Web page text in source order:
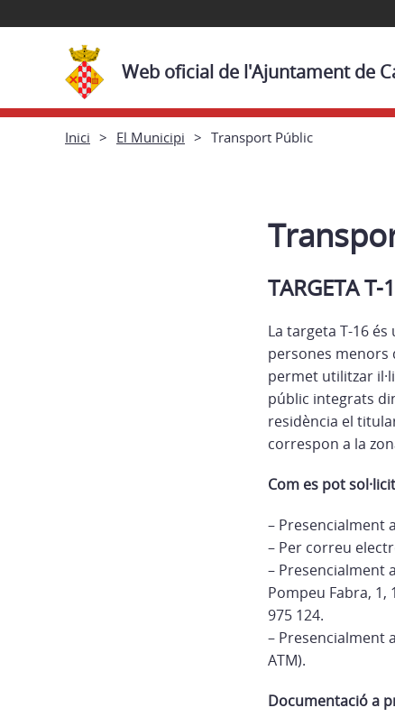
Web oficial de l'Ajuntament de
Inici El Municipi Transport Públic
TARGETA T-
La targeta T-16
persones menors
permet utilitzar
públic integrats
residència el
correspon a la
Com es pot
– Presencialment
– Per correu
– Presencialment
Pompeu Fabra,
975 124.
– Presencialment
ATM).
Documentació a